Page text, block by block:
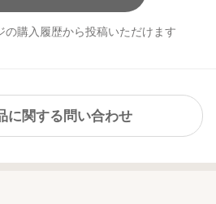
全体にぼかします。
】
の購入履歴から投稿いただけます
に関する問い合わせ